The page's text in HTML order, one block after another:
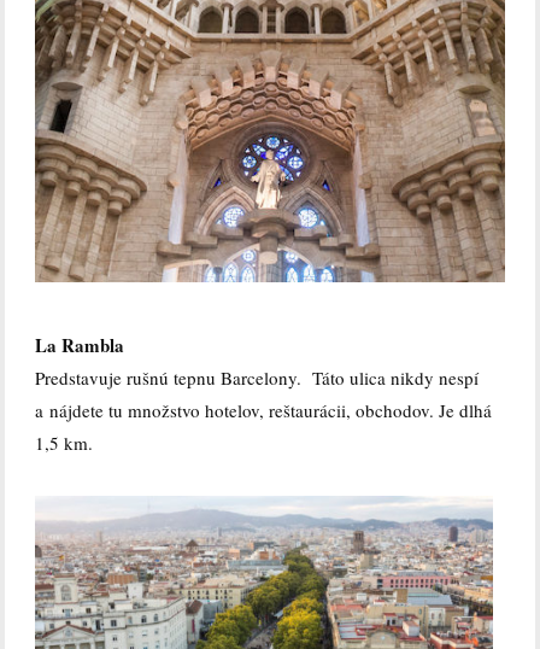
La Rambla
Predstavuje rušnú tepnu Barcelony. Táto ulica nikdy nespí
a nájdete tu množstvo hotelov, reštaurácii, obchodov.Je dlhá
1,5 km.